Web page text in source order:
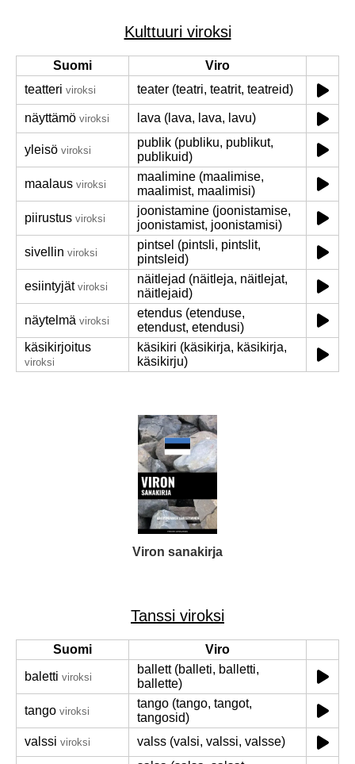
Kulttuuri viroksi
Suomi
Viro
teatteri viroksi teater (teatri, teatrit, teatreid)
näyttämö viroksi lava (lava, lava, lavu)
yleisö viroksi
publik (publiku, publikut,
publikuid)
maalaus viroksi
maalimine (maalimise,
maalimist, maalimisi)
piirustus viroksi
joonistamine (joonistamise,
joonistamist, joonistamisi)
sivellin viroksi
pintsel (pintsli, pintslit,
pintsleid)
esiintyjät viroksi
näitlejad (näitleja, näitlejat,
näitlejaid)
näytelmä viroksi
etendus (etenduse,
etendust, etendusi)
käsikirjoitus
viroksi
käsikiri (käsikirja, käsikirja,
käsikirju)
Viron sanakirja
Tanssi viroksi
Suomi
Viro
baletti viroksi
ballett (balleti, balletti,
ballette)
tango viroksi
tango (tango, tangot,
tangosid)
valssi viroksi valss (valsi, valssi, valsse)